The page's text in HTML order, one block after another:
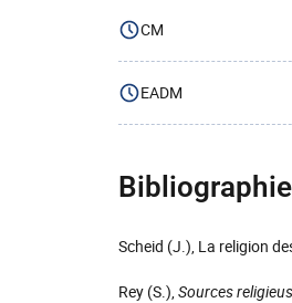
CM
EADM
Bibliographie
Scheid (J.), La religion
Rey (S.),Sources